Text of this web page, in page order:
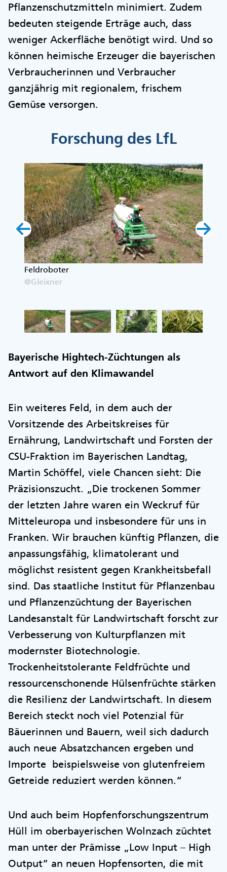
Pflanzenschutzmitteln minimiert. Zudem
bedeuten steigende Erträge auch, dass
weniger Ackerfläche benötigt wird. Und so
können heimische Erzeuger die bayerischen
Verbraucherinnen und Verbraucher
ganzjährig mit regionalem, frischem
Gemüse versorgen.
Forschung des LfL
Feldroboter
@Gleixner
Bayerische Hightech-Züchtungen als
Antwort auf den Klimawandel
Ein weiteres Feld, in dem auch der
Vorsitzende des Arbeitskreises für
Ernährung, Landwirtschaft und Forsten der
CSU-Fraktion im Bayerischen Landtag,
Martin Schöffel, viele Chancen sieht: Die
Präzisionszucht. „Die trockenen Sommer
der letzten Jahre waren ein Weckruf für
Mitteleuropa und insbesondere für uns in
Franken. Wir brauchen künftig Pflanzen, die
anpassungsfähig, klimatolerant und
möglichst resistent gegen Krankheitsbefall
sind. Das staatliche Institut für Pflanzenbau
und Pflanzenzüchtung der Bayerischen
Landesanstalt für Landwirtschaft forscht zur
Verbesserung von Kulturpflanzen mit
modernster Biotechnologie.
Trockenheitstolerante Feldfrüchte und
ressourcenschonende Hülsenfrüchte stärken
die Resilienz der Landwirtschaft. In diesem
Bereich steckt noch viel Potenzial für
Bäuerinnen und Bauern, weil sich dadurch
auch neue Absatzchancen ergeben und
Importe beispielsweise von glutenfreiem
Getreide reduziert werden können.“
Und auch beim Hopfenforschungszentrum
Hüll im oberbayerischen Wolnzach züchtet
man unter der Prämisse „Low Input – High
Output“ an neuen Hopfensorten, die mit